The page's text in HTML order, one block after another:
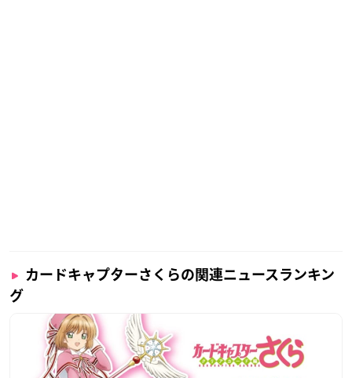
カードキャプターさくらの関連ニュースランキン
グ